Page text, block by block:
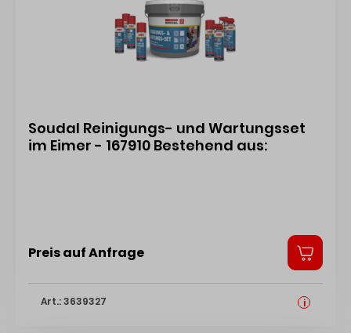
Soudal Reinigungs- und Wartungsset
im Eimer - 167910 Bestehend aus:
Preis auf Anfrage
Art.: 3639327 i